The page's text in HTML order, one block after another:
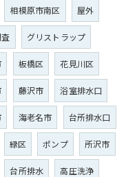
相模原市南区 屋外
グリストラップ
板橋区 花見川区
藤沢市 浴室排水口
海老名市 台所排水口
緑区 ポンプ 所沢市
台所排水 高圧洗浄